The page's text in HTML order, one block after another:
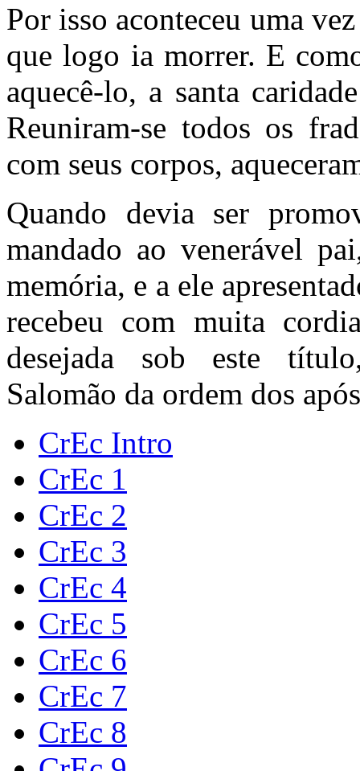
Por isso aconteceu uma
que logo ia morrer. E
aquecê-lo, a santa
Reuniram-se todos os
com seus corpos,
Quando devia ser
mandado ao venerável
memória, e a ele
recebeu com muita
desejada sob este
Salomão da ordem dos
CrEc Intro
CrEc 1
CrEc 2
CrEc 3
CrEc 4
CrEc 5
CrEc 6
CrEc 7
CrEc 8